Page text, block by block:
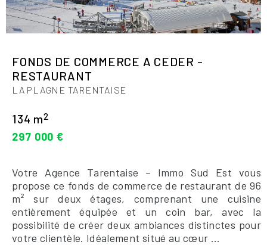
FONDS DE COMMERCE A CEDER -
RESTAURANT
LA PLAGNE TARENTAISE
134 m2
297 000 €
Votre Agence Tarentaise – Immo Sud Est vous
propose ce fonds de commerce de restaurant de 96
m² sur deux étages, comprenant une cuisine
entièrement équipée et un coin bar, avec la
possibilité de créer deux ambiances distinctes pour
votre clientèle. Idéalement situé au cœur ...